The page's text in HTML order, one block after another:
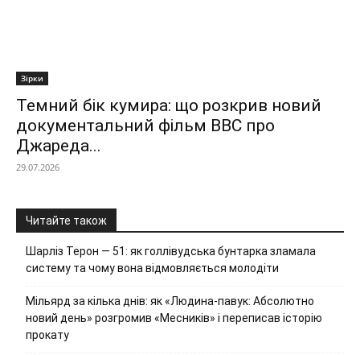
Зірки
Темний бік кумира: що розкрив новий
документальний фільм ВВС про
Джареда...
29.07.2026
Читайте також
Шарліз Терон — 51: як голлівудська бунтарка зламала
систему та чому вона відмовляється молодіти
Мільярд за кілька днів: як «Людина-павук: Абсолютно
новий день» розгромив «Месників» і переписав історію
прокату